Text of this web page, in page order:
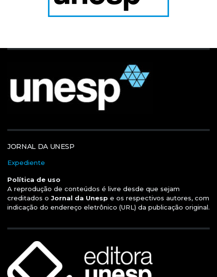
JORNAL DA UNESP
Expediente
Política de uso
A reprodução de conteúdos é livre desde que sejam
creditados o Jornal da Unesp e os respectivos autores, com
indicação do endereço eletrônico (URL) da publicação original.